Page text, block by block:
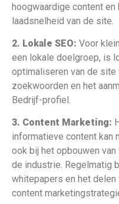
hoogwaardige content en
laadsnelheid van de site.
2. Lokale SEO: Voor
een lokale doelgroep, is
optimaliseren van de site
zoekwoorden en het
Bedrijf-profiel.
3. Content Marketing:
informatieve content kan
ook bij het opbouwen
de industrie. Regelmatig
whitepapers en het
content